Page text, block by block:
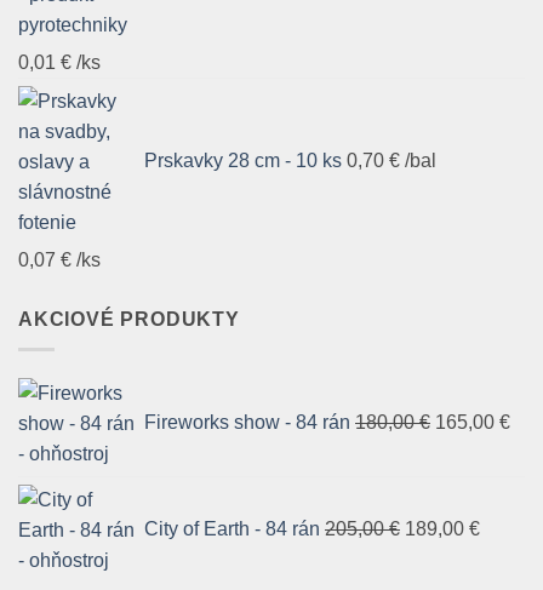
0,01 € /ks
Prskavky 28 cm - 10 ks 0,70 € /bal
0,07 € /ks
AKCIOVÉ PRODUKTY
Fireworks show - 84 rán 180,00€ cena
165,00 €
City of Earth - 84 rán 205,00€ cena
189,00 €